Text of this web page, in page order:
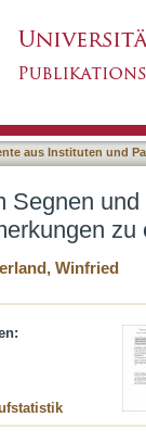
aus Instituten und
Segnen
zu
Winfried